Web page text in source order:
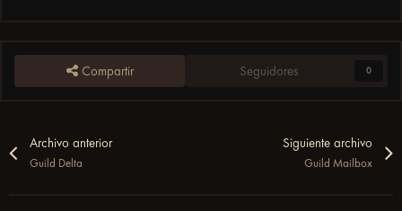
Compartir Seguidores 0
Archivo anterior
Guild Delta
Siguiente archivo
Guild Mailbox